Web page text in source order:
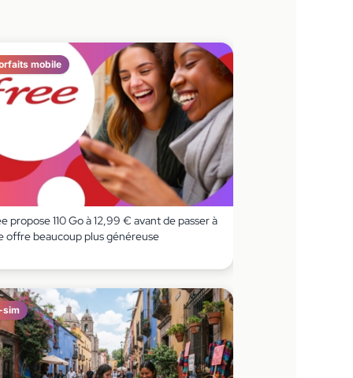
mobile
propose 110 Go à 12,99 € avant de passer à
offre beaucoup plus généreuse
sim